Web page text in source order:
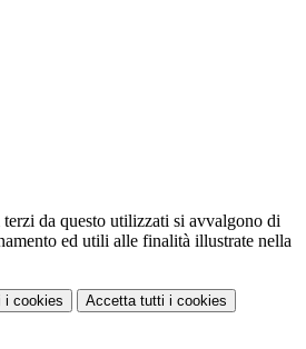
da questo utilizzati si avvalgono di
ed utili alle finalità illustrate nella
i cookies Accetta tutti i cookies